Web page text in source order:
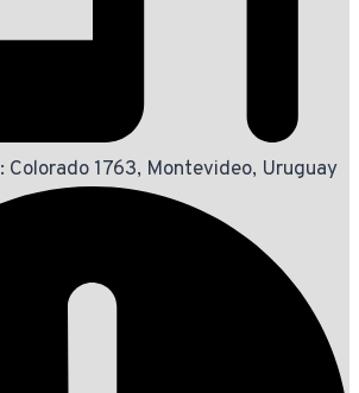
: Colorado 1763, Montevideo, Uruguay